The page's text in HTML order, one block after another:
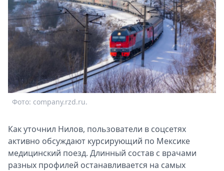
Metro
Стримы
Спецпроекты
Звезды
Выборы
Скачай
Metro
Фото: company.rzd.ru.
Как уточнил Нилов, пользователи в соцсетях
активно обсуждают курсирующий по Мексике
медицинский поезд. Длинный состав с врачами
разных профилей останавливается на самых